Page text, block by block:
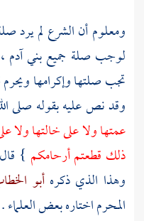
ومعلوم أن الشرع لم يرد
لوجب صلة جميع بنيآدم
تجب صلتها وإكرامها
وقد نص عليه بقوله صلى
عمتها ولا على خالتها ولا
ذلك قطعتم أرحامكم } قال
وهذا الذي ذكرهأبو
المحرم اختاره بعض العلماء .